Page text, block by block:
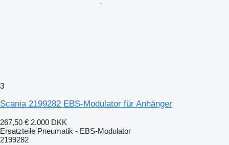
3
Scania 2199282 EBS-Modulator für Anhänger
267,50 € 2.000 DKK
Ersatzteile Pneumatik - EBS-Modulator
2199282